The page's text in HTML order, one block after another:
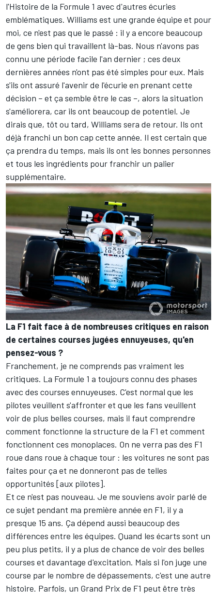
l'Histoire de la Formule 1 avec d'autres écuries
emblématiques. Williams est une grande équipe et pour
moi, ce n'est pas que le passé : il y a encore beaucoup
de gens bien qui travaillent là-bas. Nous n'avons pas
connu une période facile l'an dernier ; ces deux
dernières années n'ont pas été simples pour eux. Mais
s'ils ont assuré l'avenir de l'écurie en prenant cette
décision – et ça semble être le cas –, alors la situation
s'améliorera, car ils ont beaucoup de potentiel. Je
dirais que, tôt ou tard, Williams sera de retour. Ils ont
déjà franchi un bon cap cette année. Il est certain que
ça prendra du temps, mais ils ont les bonnes personnes
et tous les ingrédients pour franchir un palier
supplémentaire.
La F1 fait face à de nombreuses critiques en raison
de certaines courses jugées ennuyeuses, qu'en
pensez-vous ?
Franchement, je ne comprends pas vraiment les
critiques. La Formule 1 a toujours connu des phases
avec des courses ennuyeuses. C'est normal que les
pilotes veuillent s'affronter et que les fans veuillent
voir de plus belles courses, mais il faut comprendre
comment fonctionne la structure de la F1 et comment
fonctionnent ces monoplaces. On ne verra pas des F1
roue dans roue à chaque tour : les voitures ne sont pas
faites pour ça et ne donneront pas de telles
opportunités [aux pilotes].
Et ce n'est pas nouveau. Je me souviens avoir parlé de
ce sujet pendant ma première année en F1, il y a
presque 15 ans. Ça dépend aussi beaucoup des
différences entre les équipes. Quand les écarts sont un
peu plus petits, il y a plus de chance de voir des belles
courses et davantage d'excitation. Mais si l'on juge une
course par le nombre de dépassements, c'est une autre
histoire. Parfois, un Grand Prix de F1 peut être très